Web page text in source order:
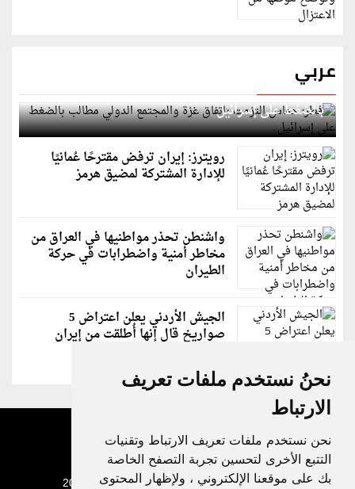
نحنُ نستخدم ملفات تعريف
الارتباط
نحن نستخدم ملفات تعريف الارتباط وتقنيات
التتبع الأخرى لتحسين تجربة التصفح الخاصة
بك على موقعنا الإلكتروني ، ولإظهار المحتوى
عربي
قطر: حماس التزمت باتفاق غزة والمجتمع الدولي مطالب
بالضغط على إسرائيل
رويترز: إيران ترفض مقترحًا عُمانيًا
للإدارة المشتركة لمضيق هرمز
واشنطن تحذر مواطنيها في العراق من
مخاطر أمنية واضطرابات في حركة
الطيران
الجيش الأردني يعلن اعتراض 5
صواريخ قال إنها أُطلقت من إيران
جميع الحقوق محفوظة لدنيا الوطن © 2003 - 2022